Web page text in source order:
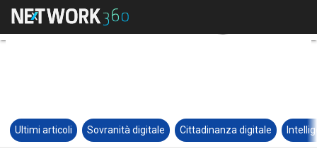
Ultimi articoli Sovranità digitale Cittadinanza digitale